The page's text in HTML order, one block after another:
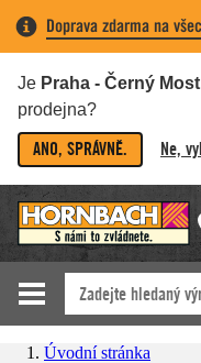
Doprava zdarma na
Je Praha - Černý Most
prodejna?
ANO, SPRÁVNĚ. Ne,
Úvodní stránka